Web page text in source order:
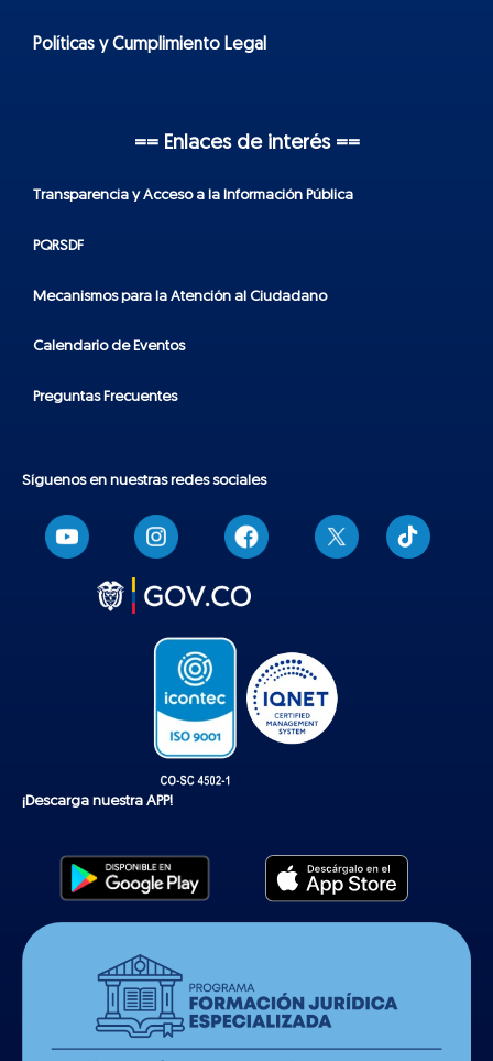
Políticas y Cumplimiento Legal
== Enlaces de interés ==
Transparencia y Acceso a la Información Pública
PQRSDF
Mecanismos para la Atención al Ciudadano
Calendario de Eventos
Preguntas Frecuentes
Síguenos en nuestras redes sociales
T
i
k
¡Descarga nuestra APP!